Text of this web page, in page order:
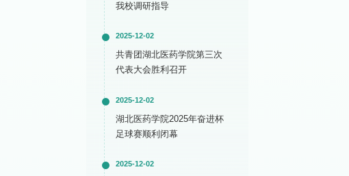
我校调研指导
2025-12-02
共青团湖北医药学院第三次
代表大会胜利召开
2025-12-02
湖北医药学院2025年奋进杯
足球赛顺利闭幕
2025-12-02